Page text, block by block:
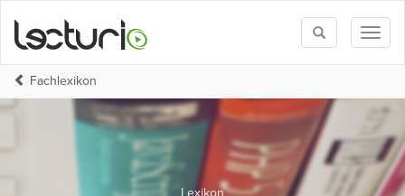
Toggle
search
Fachlexikon
Lexikon